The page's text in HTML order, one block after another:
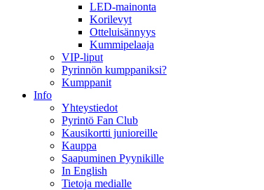
LED-mainonta
Korilevyt
Otteluisännyys
Kummipelaaja
VIP-liput
Pyrinnön kumppaniksi?
Kumppanit
Info
Yhteystiedot
Pyrintö Fan Club
Kausikortti junioreille
Kauppa
Saapuminen Pyynikille
In English
Tietoja medialle